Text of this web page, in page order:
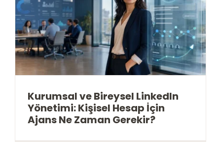
Kurumsal ve Bireysel LinkedIn
Yönetimi: Kişisel Hesap İçin
Ajans Ne Zaman Gerekir?